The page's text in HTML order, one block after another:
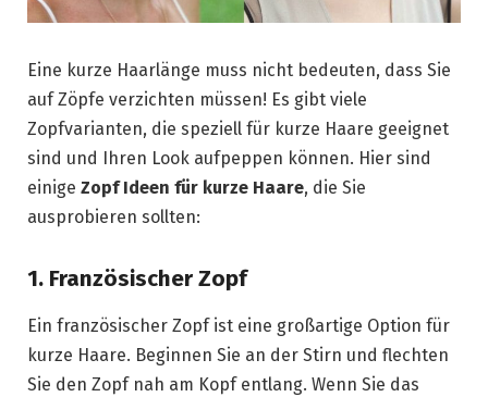
Eine kurze Haarlänge muss nicht bedeuten, dass Sie
auf Zöpfe verzichten müssen! Es gibt viele
Zopfvarianten, die speziell für kurze Haare geeignet
sind und Ihren Look aufpeppen können. Hier sind
einige Zopf Ideen für kurze Haare, die Sie
ausprobieren sollten:
1. Französischer Zopf
Ein französischer Zopf ist eine großartige Option für
kurze Haare. Beginnen Sie an der Stirn und flechten
Sie den Zopf nah am Kopf entlang. Wenn Sie das